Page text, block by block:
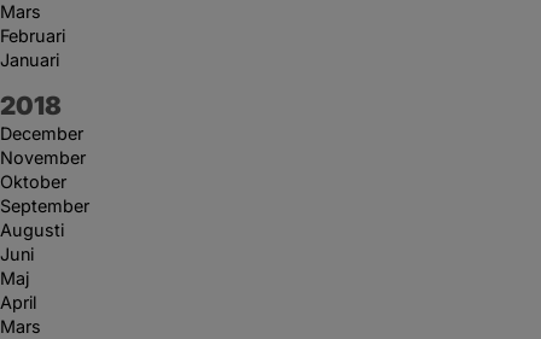
Mars
Februari
Januari
År:
2018
December
November
Oktober
September
Augusti
Juni
Maj
April
Mars